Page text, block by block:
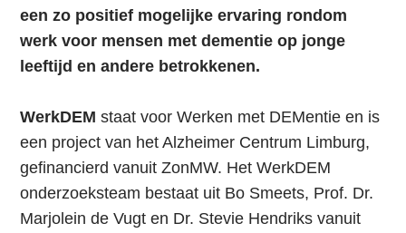
een zo positief mogelijke ervaring rondom
werk voor mensen met dementie op jonge
leeftijd en andere betrokkenen.
WerkDEMstaat voor Werken met DEMentie en is
een project van het Alzheimer Centrum Limburg,
gefinancierd vanuit ZonMW. Het WerkDEM
onderzoeksteam bestaat uit Bo Smeets, Prof. Dr.
Marjolein de Vugt en Dr. Stevie Hendriks vanuit